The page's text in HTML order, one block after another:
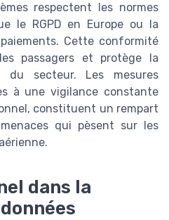
respectent les normes
le RGPD en Europe ou la
Cette conformité
passagers et protège la
du secteur. Les mesures
à une vigilance constante
constituent un rempart
qui pèsent sur les
dans la